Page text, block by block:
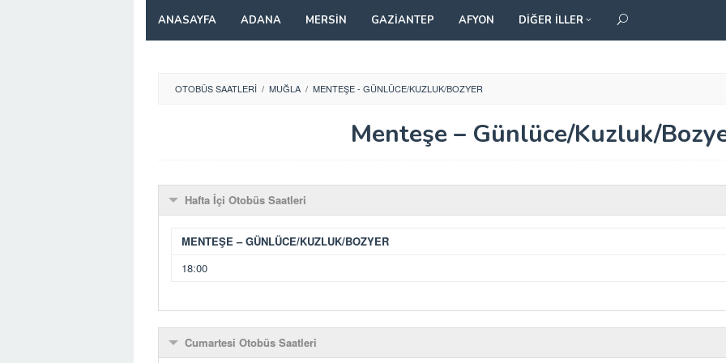
content
ANASAYFA ADANA MERSIN GAZIANTEP AFYON DIĞER İLLER
OTOBÜS SAATLERI / MUĞLA / MENTEŞE - GÜNLÜCE/KUZLUK/BOZYER
Menteşe – Günlüce/Kuzluk/
Hafta İçi Otobüs Saatleri
MENTEŞE – GÜNLÜCE/KUZLUK/BOZYER
18:00
Cumartesi Otobüs Saatleri